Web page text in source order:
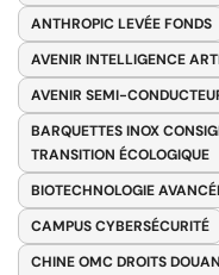
ANTHROPIC LEVÉE FONDS
AVENIR INTELLIGENCE
AVENIR SEMI-
BARQUETTES INOX
TRANSITION ÉCOLOGIQUE
BIOTECHNOLOGIE
CAMPUS CYBERSÉCURITÉ
CHINE OMC DROITS